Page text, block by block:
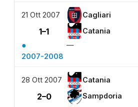
21 Ott 2007 Cagliari
1–1 Catania
●
—
2007-2008
28 Ott 2007 Catania
2–0 Sampdoria